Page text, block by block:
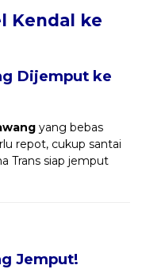
Kendal ke
Dijemput ke
yang bebas
repot, cukup santai
Trans siap jemput
Jemput!